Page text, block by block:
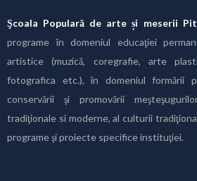
Şcoala Populară de arte și meserii
programe în domeniul educaţiei
artistice (muzică, coregrafie, arte
fotografica etc.), în domeniul formării
conservării şi promovării
tradiţionale si moderne, al culturii
programe şi proiecte specifice instituţiei.